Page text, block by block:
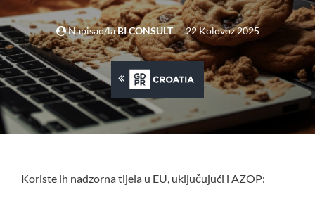
Napisao/laBI CONSULT 22 Kolovoz 2025
Koriste ih nadzorna tijela u EU, uključujući i AZOP: